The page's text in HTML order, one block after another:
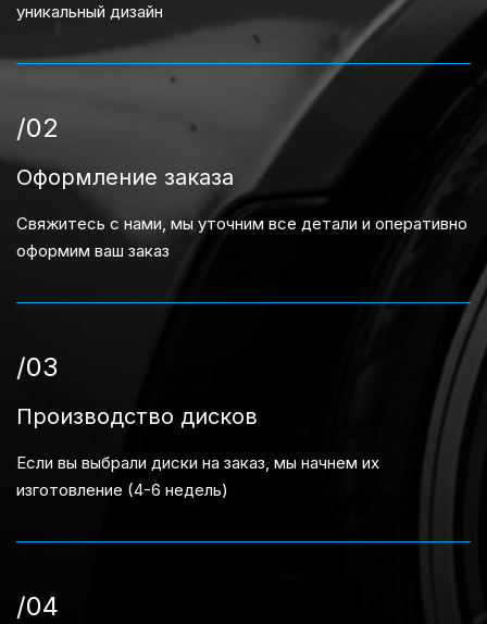
уникальный дизайн
/02
Оформление заказа
Свяжитесь с нами, мы уточним все детали и оперативно
оформим ваш заказ
/03
Производство дисков
Если вы выбрали диски на заказ, мы начнем их
изготовление (4-6 недель)
/04